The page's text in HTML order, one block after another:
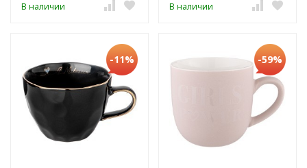
В наличии В наличии
-11% -59%